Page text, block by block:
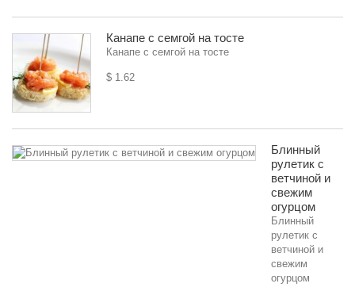
Канапе с семгой на тосте
Канапе с семгой на тосте
$ 1.62
Блинный
рулетик с
ветчиной и
свежим
огурцом
Блинный
рулетик с
ветчиной и
свежим
огурцом